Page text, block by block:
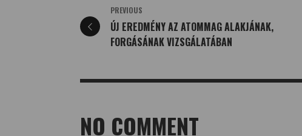
PREVIOUS
ÚJ EREDMÉNY AZ ATOMMAG ALAKJÁNAK,
FORGÁSÁNAK VIZSGÁLATÁBAN
NO COMMENT